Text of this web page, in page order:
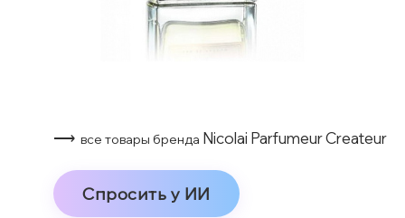
⟶ все товары бренда Nicolai Parfumeur Createur
Спросить у ИИ